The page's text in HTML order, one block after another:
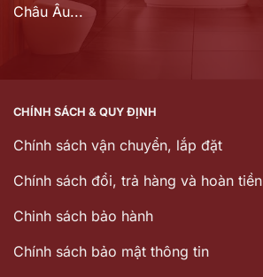
Châu Âu...
CHÍNH SÁCH & QUY ĐỊNH
Chính sách vận chuyển, lắp đặt
Chính sách đổi, trả hàng và hoàn tiền
Chinh sách bảo hành
Chính sách bảo mật thông tin